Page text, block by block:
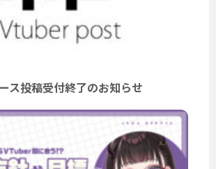
ス投稿受付終了のお知らせ